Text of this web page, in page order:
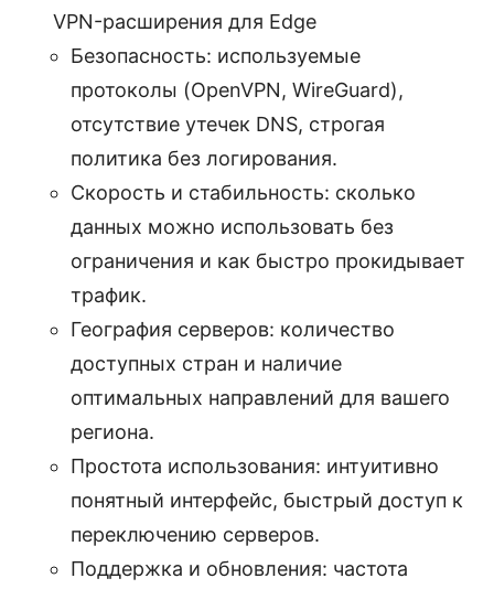
VPN-расширения для Edge
Безопасность: используемые
протоколы (OpenVPN, WireGuard),
отсутствие утечек DNS, строгая
политика без логирования.
Скорость и стабильность: сколько
данных можно использовать без
ограничения и как быстро прокидывает
трафик.
География серверов: количество
доступных стран и наличие
оптимальных направлений для вашего
региона.
Простота использования: интуитивно
понятный интерфейс, быстрый доступ к
переключению серверов.
Поддержка и обновления: частота